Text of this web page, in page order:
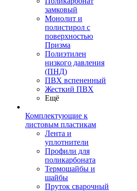
замковый
Монолит и
полистирол с
поверхностью
Призма
Полиэтилен
низкого давления
(ПНД)
ПВХ вспененный
Жесткий ПВХ
Ещё
Комплектующие к
листовым пластикам
Лента и
уплотнители
Профили для
поликарбоната
Термошайбы и
шайбы
Пруток сварочный